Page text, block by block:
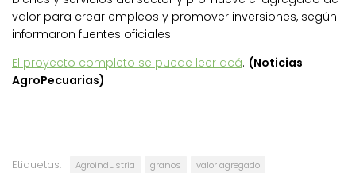
valor para crear empleos y promover inversiones, según
informaron fuentes oficiales
El proyecto completo se puede leer acá. (Noticias
AgroPecuarias).
Etiquetas: Agroindustria granos valor agregado